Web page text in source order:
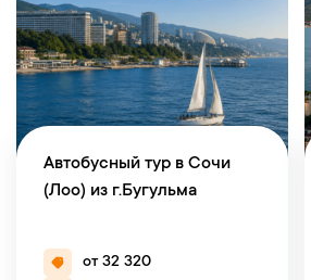
Автобусный тур в Сочи
(Лоо) из г.Бугульма
от 32 320